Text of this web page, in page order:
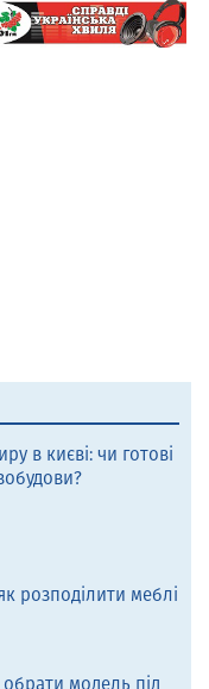
в києві: чи готові
розподілити меблі
модель під